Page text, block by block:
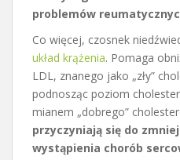
problemów
Co więcej, czosnek
układ krążenia. Pomaga
LDL, znanego jako „zły”
podnosząc poziom
mianem „dobrego”
przyczyniają się do
wystąpienia chorób